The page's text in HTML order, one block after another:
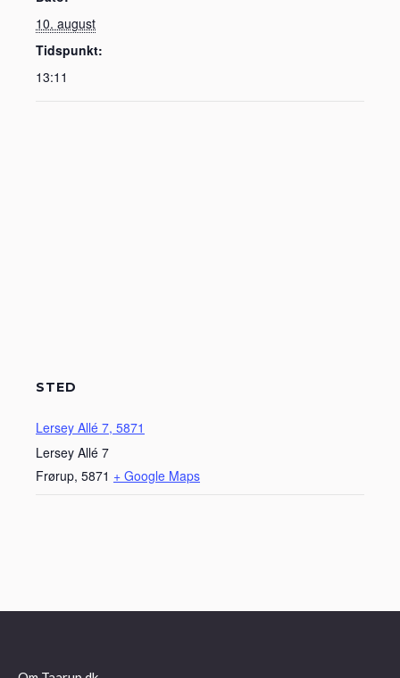
10. august
Tidspunkt:
13:11
STED
Lersey Allé 7, 5871
Lersey Allé 7
Frørup, 5871 + Google Maps